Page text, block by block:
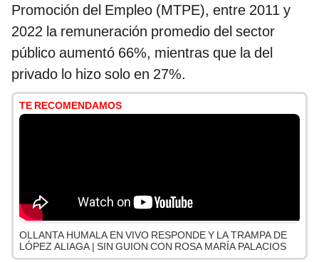
Promoción del Empleo (MTPE), entre 2011 y
2022 la remuneración promedio del sector
público aumentó 66%, mientras que la del
privado lo hizo solo en 27%.
TE RECOMENDAMOS
OLLANTA HUMALA EN VIVO RESPONDE Y LA TRAMPA DE
LÓPEZ ALIAGA | SIN GUION CON ROSA MARÍA PALACIOS